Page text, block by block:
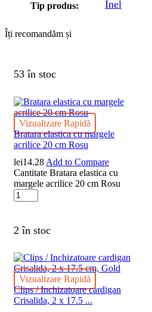
Tip produs: Inel
Îți recomandăm și
53 în stoc
Vizualizare Rapidă
Bratara elastica cu margele
acrilice 20 cm Rosu
lei14.28 Add to Compare
Cantitate Bratara elastica cu
margele acrilice 20 cm Rosu
2 în stoc
Vizualizare Rapidă
Clips / Inchizatoare cardigan
Crisalida, 2 x 17.5 ...